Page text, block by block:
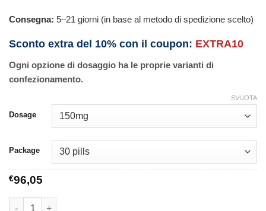
Consegna: 5–21 giorni (in base al metodo di spedizione scelto)
Sconto extra del 10% con il coupon: EXTRA10
Ogni opzione di dosaggio ha le proprie varianti di
confezionamento.
Dosage
Package
SVUOTA
€96,05
Clindamycin quantità